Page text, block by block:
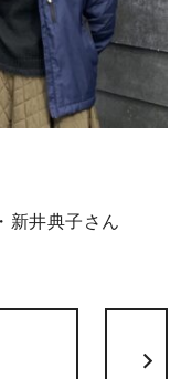
新井典子さん